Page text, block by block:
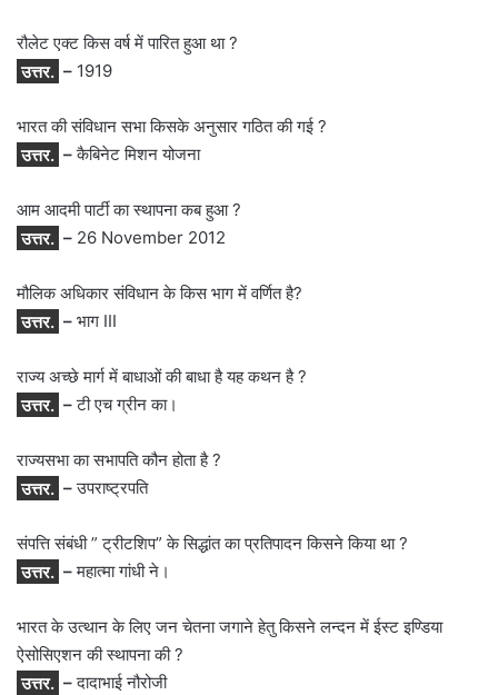
रौलेट एक्ट किस वर्ष में पारित हुआ था ?
उत्तर. – 1919
भारत की संविधान सभा किसके अनुसार गठित की गई ?
उत्तर. –कैबिनेट मिशन योजना
आम आदमी पार्टी का स्थापना कब हुआ ?
उत्तर. – 26 November 2012
मौलिक अधिकार संविधान के किस भाग में वर्णित है?
उत्तर. – भाग III
राज्य अच्छे मार्ग में बाधाओं की बाधा है यह कथन है ?
उत्तर. –टी एच ग्रीन का।
राज्यसभा का सभापति कौन होता है ?
उत्तर. –उपराष्ट्रपति
संपत्ति संबंधी ” ट्रीटशिप” के सिद्धांत का प्रतिपादन किसने किया था ?
उत्तर. –महात्मा गांधी ने।
भारत के उत्थान के लिए जन चेतना जगाने हेतु किसने लन्दन में ईस्ट इण्डिया
ऐसोसिएशन की स्थापना की ?
उत्तर. –दादाभाई नौरोजी